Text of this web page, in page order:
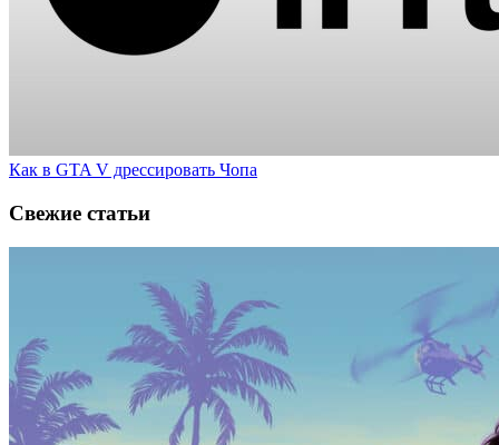
Как в GTA V дрессировать Чопа
Свежие статьи